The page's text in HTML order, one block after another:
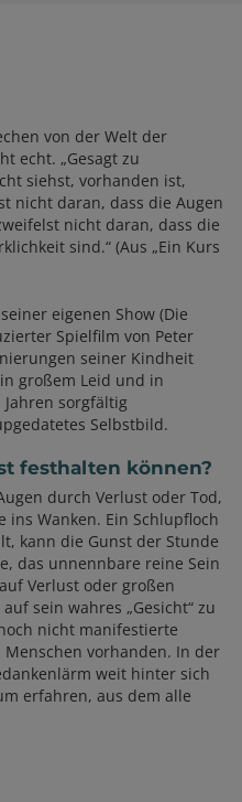
von der Welt der
echt. „Gesagt zu
siehst, vorhanden ist,
nicht daran, dass die Augen
nicht daran, dass die
sind.“ (Aus „Ein Kurs
eigenen Show (Die
Spielfilm von Peter
seiner Kindheit
großem Leid und in
sorgfältig
Selbstbild.
festhalten können?
durch Verlust oder Tod,
ins Wanken. Ein Schlupfloch
kann die Gunst der Stunde
das unnennbare reine Sein
Verlust oder großen
sein wahres „Gesicht“ zu
nicht manifestierte
vorhanden. In der
weit hinter sich
erfahren, aus dem alle